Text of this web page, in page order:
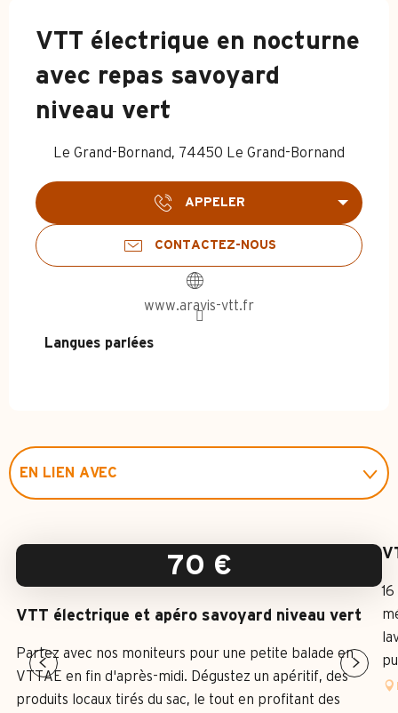
VTT électrique en nocturne
avec repas savoyard
niveau vert
Le Grand-Bornand, 74450 Le Grand-Bornand
APPELER
CONTACTEZ-NOUS
www.aravis-vtt.fr
Langues parlées
Langues parlées
EN LIEN AVEC
70 €
VTT électrique et apéro savoyard niveau vert
Partez avec nos moniteurs pour une petite balade en
VTTAE en fin d'après-midi. Dégustez un apéritif, des
produits locaux tirés du sac, le tout en profitant des